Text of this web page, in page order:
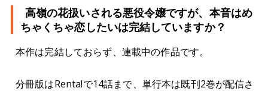
高嶺の花扱いされる悪役令嬢ですが、本音はめ
ちゃくちゃ恋したいは完結していますか？
本作は完結しておらず、連載中の作品です。
分冊版はRenta!で14話まで、単行本は既刊2巻が配信さ